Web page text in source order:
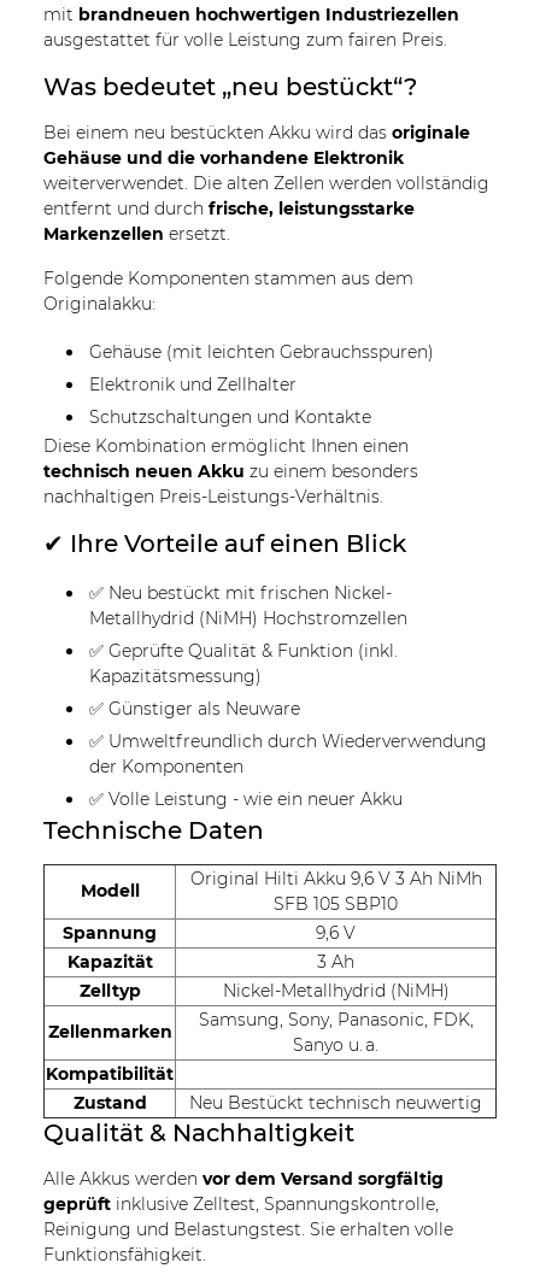
mit brandneuen hochwertigen Industriezellen
ausgestattet für volle Leistung zum fairen Preis.
Was bedeutet „neu bestückt“?
Bei einem neu bestückten Akku wird das originale
Gehäuse und die vorhandene Elektronik
weiterverwendet. Die alten Zellen werden vollständig
entfernt und durch frische, leistungsstarke
Markenzellen ersetzt.
Folgende Komponenten stammen aus dem
Originalakku:
Gehäuse (mit leichten Gebrauchsspuren)
Elektronik und Zellhalter
Schutzschaltungen und Kontakte
Diese Kombination ermöglicht Ihnen einen
technisch neuen Akku zu einem besonders
nachhaltigen Preis-Leistungs-Verhältnis.
✔ Ihre Vorteile auf einen Blick
✅ Neu bestückt mit frischen Nickel-
Metallhydrid (NiMH) Hochstromzellen
✅ Geprüfte Qualität & Funktion (inkl.
Kapazitätsmessung)
✅ Günstiger als Neuware
✅ Umweltfreundlich durch Wiederverwendung
der Komponenten
✅ Volle Leistung - wie ein neuer Akku
Technische Daten
Modell
Original Hilti Akku 9,6 V 3 Ah NiMh
SFB 105 SBP10
Spannung
9,6 V
Kapazität
3 Ah
Zelltyp
Nickel-Metallhydrid (NiMH)
Zellenmarken
Samsung, Sony, Panasonic, FDK,
Sanyo u. a.
Kompatibilität
Zustand
Neu Bestückt technisch neuwertig
Qualität & Nachhaltigkeit
Alle Akkus werden vor dem Versand sorgfältig
geprüft inklusive Zelltest, Spannungskontrolle,
Reinigung und Belastungstest. Sie erhalten volle
Funktionsfähigkeit.